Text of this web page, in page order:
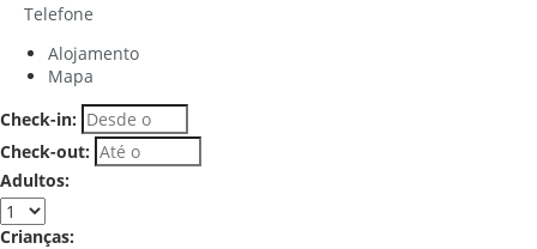
Telefone
Alojamento
Mapa
Check-in:
Check-out:
Adultos:
Crianças: